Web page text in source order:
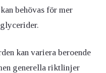
behövas för mer
kan variera beroende
generella riktlinjer